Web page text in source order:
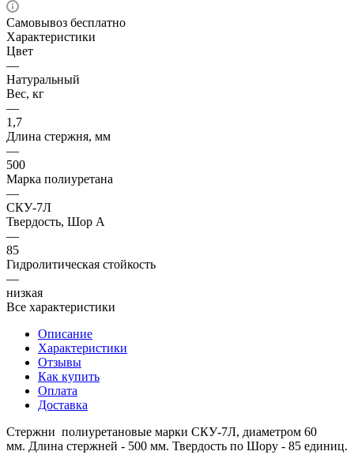
Самовывоз бесплатно
Характеристики
Цвет
—
Натуральный
Вес, кг
—
1,7
Длина стержня, мм
—
500
Марка полиуретана
—
СКУ-7Л
Твердость, Шор А
—
85
Гидролитическая стойкость
—
низкая
Все характеристики
Описание
Характеристики
Отзывы
Как купить
Оплата
Доставка
Стержни полиуретановые марки СКУ-7Л, диаметром 60
мм. Длина стержней - 500 мм. Твердость по Шору - 85 единиц.